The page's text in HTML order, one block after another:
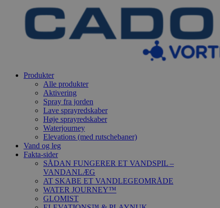
Produkter
Alle produkter
Aktivering
Spray fra jorden
Lave sprayredskaber
Høje sprayredskaber
Waterjourney
Elevations (med rutschebaner)
Vand og leg
Fakta-sider
SÅDAN FUNGERER ET VANDSPIL –
VANDANLÆG
AT SKABE ET VANDLEGEOMRÅDE
WATER JOURNEY™
GLOMIST